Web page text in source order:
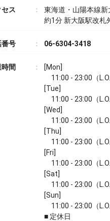
セス
東海道・山陽本線
約1分 新大阪駅改札
番号 06-6304-3418
間
[Mon]
11:00 - 23:00（
[Tue]
11:00 - 23:00（
[Wed]
11:00 - 23:00（
[Thu]
11:00 - 23:00（
[Fri]
11:00 - 23:00（
[Sat]
11:00 - 23:00（
[Sun]
11:00 - 23:00（
■ 定休日